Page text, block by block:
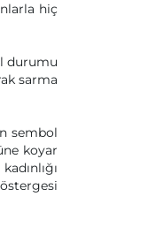
hiç
durumu
sarma
sembol
koyar